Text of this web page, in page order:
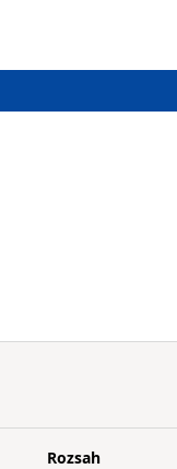
Rozsah